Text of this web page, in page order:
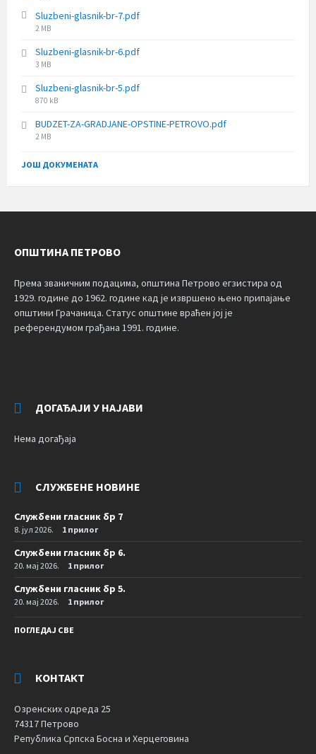
Sluzbeni-glasnik-br-7.pdf
File
2 MB
Sluzbeni-glasnik-br-6.pdf
File
3 MB
Sluzbeni-glasnik-br-5.pdf
File
870 kB
BUDZET-ZA-GRADJANE-OPSTINE-PETROVO.pdf
File
2 MB
ЈОШ ДОКУМЕНАТА
ОПШТИНА ПЕТРОВО
Према званичним подацима, општина Петрово егзистира од
1929. године до 1962. године кад је извршено њено припајање
општини Грачаница. Статус општине враћен јој је
референдумом грађана 1991. године.
ДОГАЂАЈИ У НАЈАВИ
Нема догађаја
СЛУЖБЕНЕ НОВИНЕ
Службени гласник бр 7
8. јул 2026. 1 прилог
Службени гласник бр 6.
20. мај 2026. 1 прилог
Службени гласник бр 5.
20. мај 2026. 1 прилог
ПОГЛЕДАЈ СВЕ
КОНТАКТ
Озренских одреда 25
74317 Петрово
Република Српска Босна и Херцеговина